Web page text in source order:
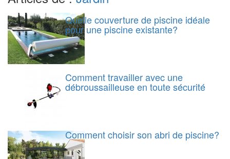
Quelle couverture de piscine idéale
pour une piscine existante?
Comment travailler avec une
débroussailleuse en toute sécurité
Comment choisir son abri de piscine?